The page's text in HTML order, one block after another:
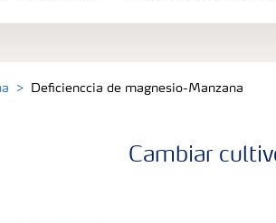
Deficienccia de magnesio-Manzana
Cambiar